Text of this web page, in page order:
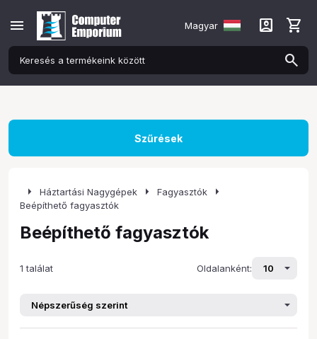
menu Magyar account_box shopping_cart
arrow_right Háztartási Nagygépek arrow_right Fagyasztók arrow_right
Beépíthető fagyasztók
Beépíthető fagyasztók
1 találat Oldalanként:
Szűrések